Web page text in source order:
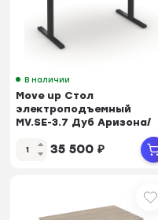
В наличии
Move up Стол
электроподъемный
MV.SE-3.7 Дуб Аризона/
1380*720*72...
35 500 ₽